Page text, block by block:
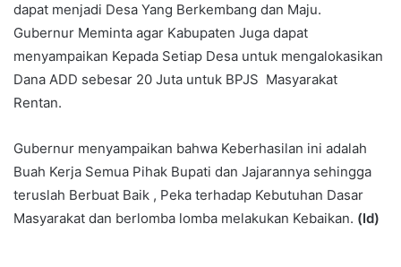
dapat menjadi Desa Yang Berkembang dan Maju.
Gubernur Meminta agar Kabupaten Juga dapat
menyampaikan Kepada Setiap Desa untuk mengalokasikan
Dana ADD sebesar 20 Juta untuk BPJS Masyarakat
Rentan.
Gubernur menyampaikan bahwa Keberhasilan ini adalah
Buah Kerja Semua Pihak Bupati dan Jajarannya sehingga
teruslah Berbuat Baik , Peka terhadap Kebutuhan Dasar
Masyarakat dan berlomba lomba melakukan Kebaikan. (Id)